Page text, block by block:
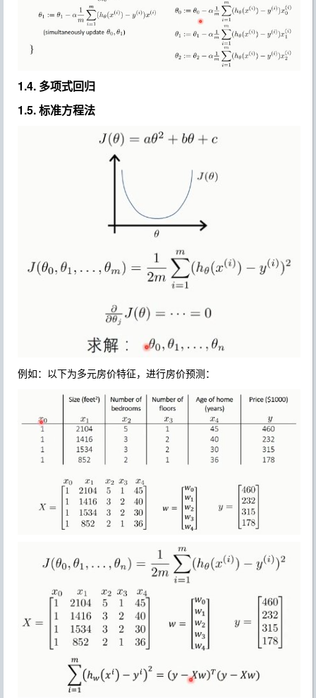
1.4. 多项式回归
1.5. 标准方程法
例如：以下为多元房价特征，进行房价预测：